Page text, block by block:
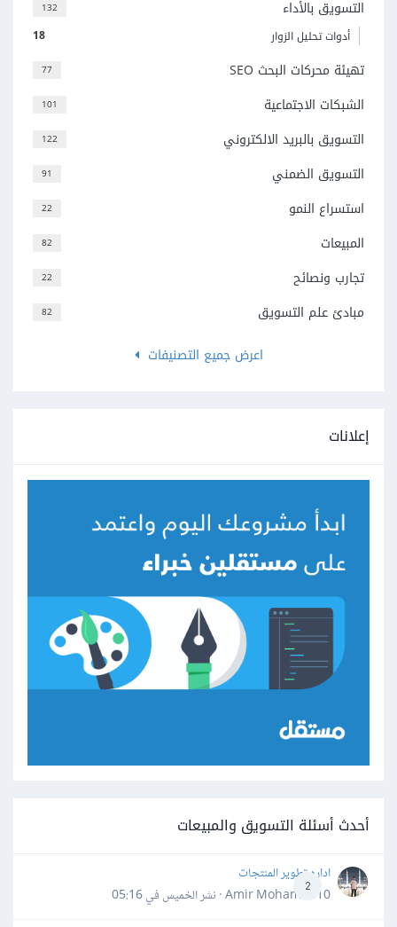
132 التسويق بالأداء
18 أدوات تحليل الزوار
77 تهيئة محركات البحث SEO
101 الشبكات الاجتماعية
122 التسويق بالبريد الالكتروني
91 التسويق الضمني
22 استسراع النمو
82 المبيعات
22 تجارب ونصائح
82
مبادئ علم التسويق
اعرض جميع التصنيفات
إعلانات
أحدث أسئلة التسويق والمبيعات
2
اداره تطوير المنتجات
Amir Mohamed10 · نشر
الخميس في 05:16